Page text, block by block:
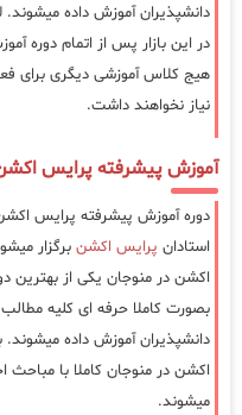
دانشپذیران آموزش داده میشوند.
در این بازار پس از اتمام دوره
هیج کلاس آموزشی دیگری برای
نیاز نخواهند داشت.
آموزش پیشرفته پرایس
دوره آموزش پیشرفته پرایس
استادان پرایس اکشن برگزار
اکشن در منوجان یکی از بهترین
بصورت کاملا حرفه ای کلیه
دانشپذیران آموزش داده
اکشن در منوجان کاملا با
میشوند.